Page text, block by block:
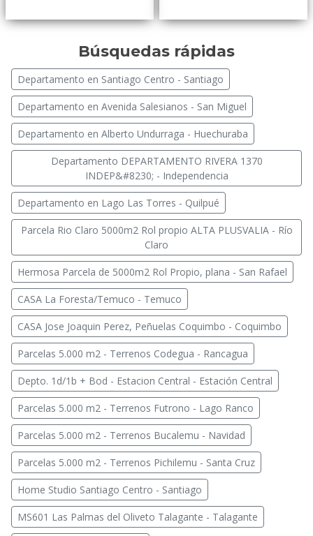
Búsquedas rápidas
Departamento en Santiago Centro - Santiago
Departamento en Avenida Salesianos - San Miguel
Departamento en Alberto Undurraga - Huechuraba
Departamento DEPARTAMENTO RIVERA 1370
INDEP&#8230; - Independencia
Departamento en Lago Las Torres - Quilpué
Parcela Rio Claro 5000m2 Rol propio ALTA PLUSVALIA - Río
Claro
Hermosa Parcela de 5000m2 Rol Propio, plana - San Rafael
CASA La Foresta/Temuco - Temuco
CASA Jose Joaquin Perez, Peñuelas Coquimbo - Coquimbo
Parcelas 5.000 m2 - Terrenos Codegua - Rancagua
Depto. 1d/1b + Bod - Estacion Central - Estación Central
Parcelas 5.000 m2 - Terrenos Futrono - Lago Ranco
Parcelas 5.000 m2 - Terrenos Bucalemu - Navidad
Parcelas 5.000 m2 - Terrenos Pichilemu - Santa Cruz
Home Studio Santiago Centro - Santiago
MS601 Las Palmas del Oliveto Talagante - Talagante